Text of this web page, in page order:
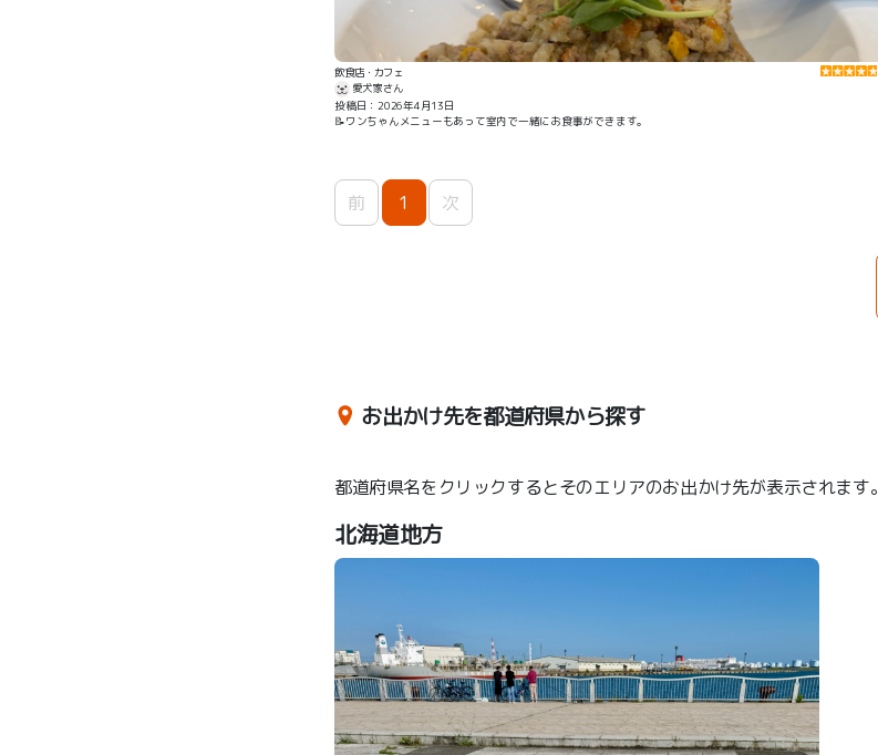
飲食店・カフェ
愛犬家さん
投稿日：2026年4月13日
📝ワンちゃんメニューもあって室内で一緒にお食事ができます。
前 1 次
お出かけ先を都道府県から探す
都道府県名をクリックするとそのエリアのお出かけ先が表示されます。
北海道地方